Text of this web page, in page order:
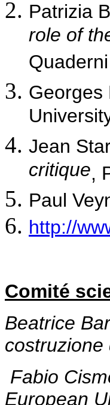
Patrizia
role of
Jean
critique,
Paul
http://
Comité
Beatrice
costruzione
Fabio
European